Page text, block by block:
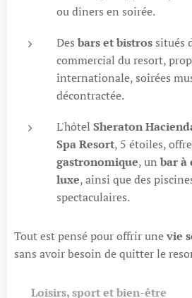
ou dîners en soirée.
Des bars et bistros situés
commercial du resort,
internationale, soirées
décontractée.
L'hôtel Sheraton
Spa Resort, 5 étoiles,
gastronomique, un bar à
luxe, ainsi que des
spectaculaires.
Tout est pensé pour offrir unevie
sans avoir besoin de quitter le
Loisirs, sport et bien-être